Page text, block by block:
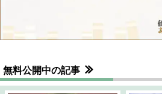
無料公開中の記事